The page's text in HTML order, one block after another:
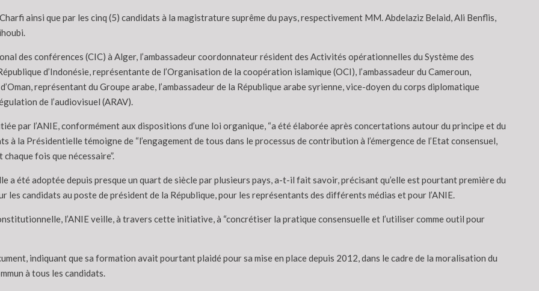
ainsi que par les cinq (5) candidats à la magistrature suprême du pays, respectivement MM. Abdelaziz Belaid, Ali Benflis,
des conférences (CIC) à Alger, l’ambassadeur coordonnateur résident des Activités opérationnelles du Système des
d’Indonésie, représentante de l’Organisation de la coopération islamique (OCI), l’ambassadeur du Cameroun,
représentant du Groupe arabe, l’ambassadeur de la République arabe syrienne, vice-doyen du corps diplomatique
de l’audiovisuel (ARAV).
par l’ANIE, conformément aux dispositions d’une loi organique, “a été élaborée après concertations autour du principe et du
à la Présidentielle témoigne de “l’engagement de tous dans le processus de contribution à l’émergence de l’Etat consensuel,
fois que nécessaire”.
a été adoptée depuis presque un quart de siècle par plusieurs pays, a-t-il fait savoir, précisant qu’elle est pourtant première du
candidats au poste de président de la République, pour les représentants des différents médias et pour l’ANIE.
l’ANIE veille, à travers cette initiative, à “concrétiser la pratique consensuelle et l’utiliser comme outil pour
indiquant que sa formation avait pourtant plaidé pour sa mise en place depuis 2012, dans le cadre de la moralisation du
à tous les candidats.